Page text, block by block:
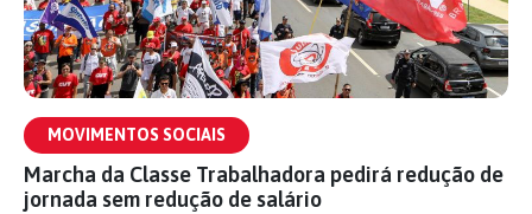
MOVIMENTOS SOCIAIS
Marcha da Classe Trabalhadora pedirá redução de
jornada sem redução de salário